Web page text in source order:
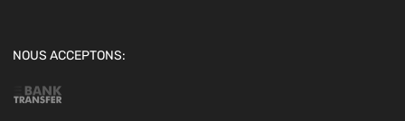
NOUS ACCEPTONS: